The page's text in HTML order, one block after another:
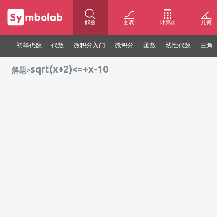
解题 图表 计算器 几何
初等代数 代数 微积分入门 微积分 函数 线性代数 三角
解题>sqrt(x+2)<=+x-10